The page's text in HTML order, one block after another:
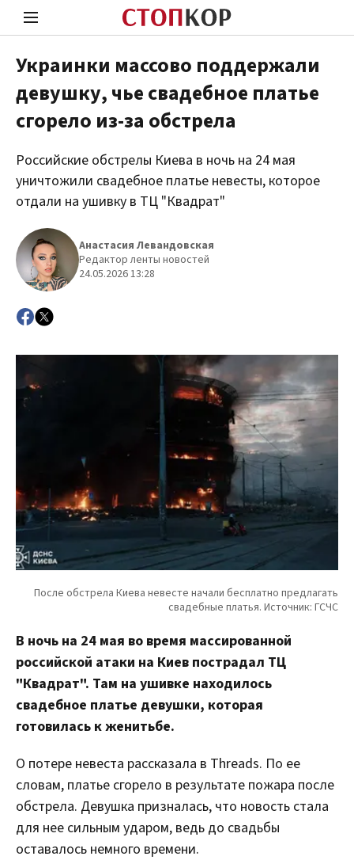
Стоп Политической Коррупции
Политика
Украинки массово поддержали
девушку, чье свадебное платье
сгорело из-за обстрела
Российские обстрелы Киева в ночь на 24 мая
уничтожили свадебное платье невесты, которое
отдали на ушивку в ТЦ "Квадрат"
Анастасия Левандовская
Редактор ленты новостей
24.05.2026 13:28
В ночь на 24 мая во время массированной
российской атаки на Киев пострадал ТЦ
"Квадрат". Там на ушивке находилось
свадебное платье девушки, которая
готовилась к женитьбе.
О потере невеста рассказала в Threads. По ее
словам, платье сгорело в результате пожара после
обстрела. Девушка призналась, что новость стала
для нее сильным ударом, ведь до свадьбы
оставалось немного времени.